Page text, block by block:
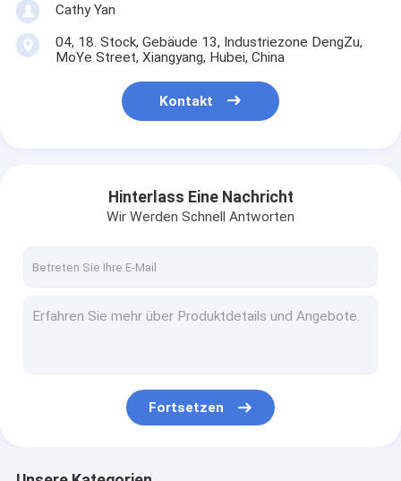
Cathy Yan
04, 18. Stock, Gebäude 13, Industriezone DengZu,
MoYe Street, Xiangyang, Hubei, China
Kontakt
Hinterlass Eine Nachricht
Wir Werden Schnell Antworten
Fortsetzen